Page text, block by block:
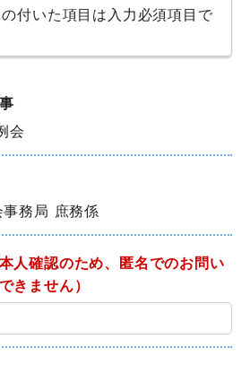
付いた項目は入力必須項目で
会
務局 庶務係
本人確認のため、匿名でのお問い
きません）